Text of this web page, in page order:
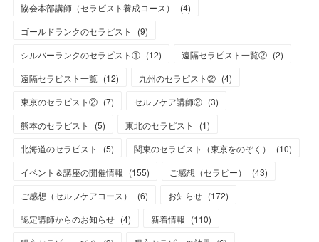
協会本部講師（セラピスト養成コース）
(4)
ゴールドランクのセラピスト
(9)
シルバーランクのセラピスト① (12) 遠隔セラピスト一覧② (2)
遠隔セラピスト一覧 (12) 九州のセラピスト② (4)
東京のセラピスト② (7) セルフケア講師② (3)
熊本のセラピスト
(5) 東北のセラピスト (1)
北海道のセラピスト
(5) 関東のセラピスト（東京をのぞく） (10)
イベント＆講座の開催情報 (155) ご感想（セラピー） (43)
ご感想（セルフケアコース）
(6) お知らせ (172)
認定講師からのお知らせ (4) 新着情報 (110)